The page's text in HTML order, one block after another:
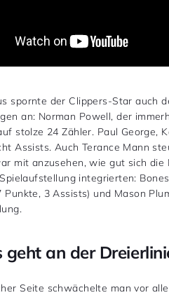
spornte der Clippers-Star auch
an: Norman Powell, der
stolze 24 Zähler. Paul George,
Assists. Auch Terance Mann
mit anzusehen, wie gut sich
integrierten:
Punkte, 3 Assists) und Mason
an der
Seite schwächelte man vor